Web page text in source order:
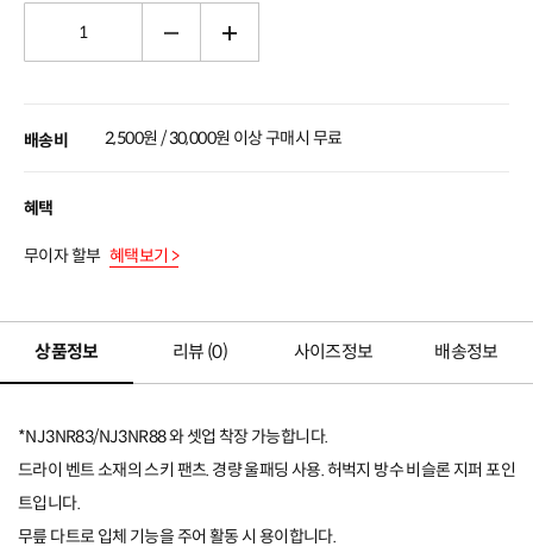
배송비 2,500원 / 30,000원 이상 구매시 무료
혜택
무이자 할부 혜택보기 >
상품정보 리뷰 (0) 사이즈정보 배송정보
*NJ3NR83/NJ3NR88와 셋업 착장 가능합니다.
드라이 벤트 소재의 스키 팬츠. 경량 울패딩 사용. 허벅지 방수 비슬론 지퍼 포인
트입니다.
무릎 다트로 입체 기능을 주어 활동 시 용이합니다.